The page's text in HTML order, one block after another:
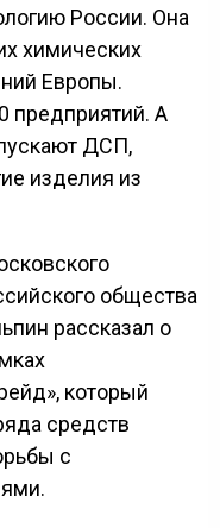
России. Она
химических
Европы.
предприятий. А
ДСП,
изделия из
общества
рассказал о
который
средств
с